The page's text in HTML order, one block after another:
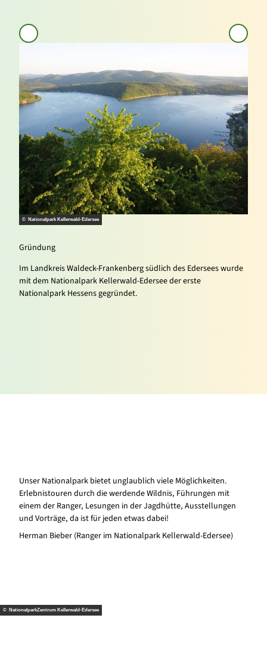
© Nationalpark Kellerwald-Edersee
Gründung
Im Landkreis Waldeck-Frankenberg südlich des Edersees wurde
mit dem Nationalpark Kellerwald-Edersee der erste
Nationalpark Hessens gegründet.
Unser Nationalpark bietet unglaublich viele Möglichkeiten.
Erlebnistouren durch die werdende Wildnis, Führungen mit
einem der Ranger, Lesungen in der Jagdhütte, Ausstellungen
und Vorträge, da ist für jeden etwas dabei!
Herman Bieber (Ranger im Nationalpark Kellerwald-Edersee)
© NationalparkZentrum Kellerwald-Edersee